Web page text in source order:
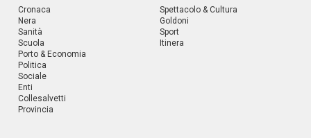
Cronaca
Nera
Sanità
Scuola
Porto & Economia
Politica
Sociale
Enti
Collesalvetti
Provincia
Spettacolo & Cultura
Goldoni
Sport
Itinera